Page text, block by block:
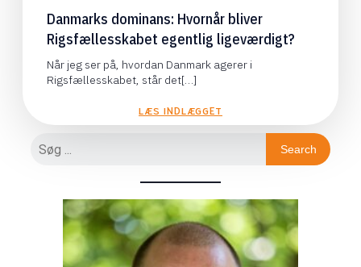
Danmarks dominans: Hvornår bliver
Rigsfællesskabet egentlig ligeværdigt?
Når jeg ser på, hvordan Danmark agerer i
Rigsfællesskabet, står det[…]
LÆS INDLÆGGET
Search